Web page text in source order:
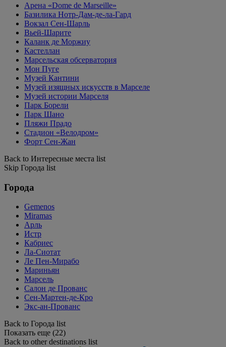
Арена «Dome de Marseille»
Базилика Нотр-Дам-де-ла-Гард
Вокзал Сен-Шарль
Вьей-Шарите
Каланк де Моржиу
Кастеллан
Марсельская обсерватория
Мон Пуге
Музей Кантини
Музей изящных искусств в Марселе
Музей истории Марселя
Парк Борели
Парк Шано
Пляжи Прадо
Стадион «Велодром»
Форт Сен-Жан
Back to Интересные места list
Skip Города list
Города
Gemenos
Miramas
Арль
Истр
Кабриес
Ла-Сиотат
Ле Пен-Мирабо
Мариньян
Марсель
Салон де Прованс
Сен-Мартен-де-Кро
Экс-ан-Прованс
Back to Города list
Показать еще (22)
Back to other destinations list